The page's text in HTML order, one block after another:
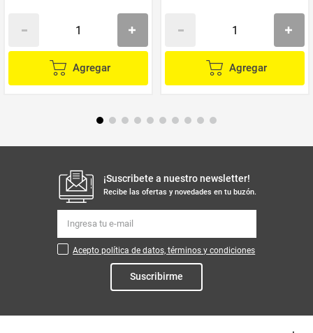
Agregar Agregar
¡Suscribete a nuestro newsletter!
Recibe las ofertas y novedades en tu buzón.
Acepto política de datos, términos y condiciones
Suscribirme